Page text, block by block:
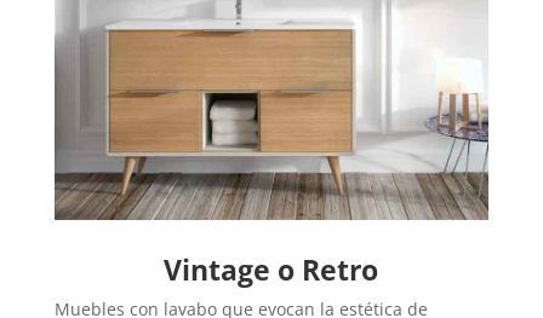
Vintage o Retro
Muebles con lavabo que evocan la estética de